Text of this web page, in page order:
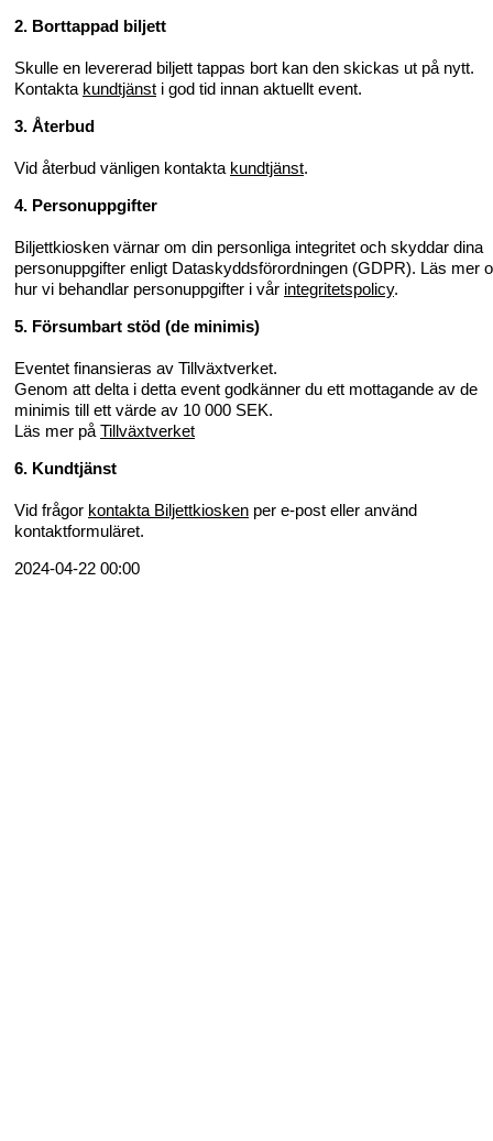
2. Borttappad biljett
Skulle en levererad biljett tappas bort kan den skickas ut på nytt.
Kontakta kundtjänst i god tid innan aktuellt event.
3. Återbud
Vid återbud vänligen kontakta kundtjänst.
4. Personuppgifter
Biljettkiosken värnar om din personliga integritet och skyddar dina
personuppgifter enligt Dataskyddsförordningen (GDPR). Läs mer
hur vi behandlar personuppgifter i vår integritetspolicy.
5. Försumbart stöd (de minimis)
Eventet finansieras av Tillväxtverket.
Genom att delta i detta event godkänner du ett mottagande av de
minimis till ett värde av 10 000 SEK.
Läs mer på Tillväxtverket
6. Kundtjänst
Vid frågor kontakta Biljettkiosken per e-post eller använd
kontaktformuläret.
2024-04-22 00:00